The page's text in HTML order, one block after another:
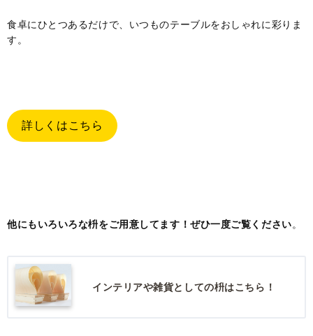
食卓にひとつあるだけで、いつものテーブルをおしゃれに彩りま
す。
詳しくはこちら
他にもいろいろな枡をご用意してます！ぜひ一度ご覧ください。
インテリアや雑貨としての枡はこちら！